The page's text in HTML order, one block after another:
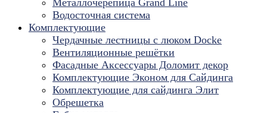
Металлочерепица Grand Line
Водосточная система
Комплектующие
Чердачные лестницы с люком Docke
Вентиляционные решётки
Фасадные Аксессуары Доломит декор
Комплектующие Эконом для Сайдинга
Комплектующие для cайдинга Элит
Обрешетка